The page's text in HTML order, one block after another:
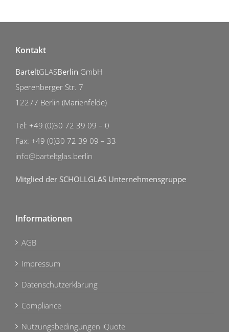
Kontakt
BarteltGLASBerlin GmbH
Sperenberger Str. 7
12277 Berlin (Marienfelde)
Tel: +49 (0)30 72 39 09 – 0
Fax: +49 (0)30 72 39 09 – 33
info@barteltglas.berlin
Mitglied der SCHOLLGLAS Unternehmensgruppe
Informationen
AGB
Impressum
Datenschutzerklärung
Compliance
Nutzungsbedingungen iQuote